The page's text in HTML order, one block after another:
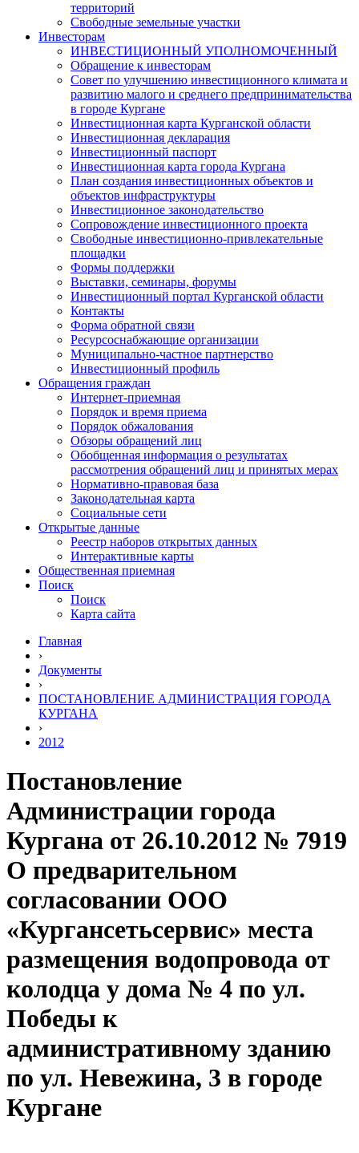
территорий
Свободные земельные участки
Инвесторам
ИНВЕСТИЦИОННЫЙ УПОЛНОМОЧЕННЫЙ
Обращение к инвесторам
Совет по улучшению инвестиционного климата и
развитию малого и среднего предпринимательства
в городе Кургане
Инвестиционная карта Курганской области
Инвестиционная декларация
Инвестиционный паспорт
Инвестиционная карта города Кургана
План создания инвестиционных объектов и
объектов инфраструктуры
Инвестиционное законодательство
Сопровождение инвестиционного проекта
Свободные инвестиционно-привлекательные
площадки
Формы поддержки
Выставки, семинары, форумы
Инвестиционный портал Курганской области
Контакты
Форма обратной связи
Ресурсоснабжающие организации
Муниципально-частное партнерство
Инвестиционный профиль
Обращения граждан
Интернет-приемная
Порядок и время приема
Порядок обжалования
Обзоры обращений лиц
Обобщенная информация о результатах
рассмотрения обращений лиц и принятых мерах
Нормативно-правовая база
Законодательная карта
Социальные сети
Открытые данные
Реестр наборов открытых данных
Интерактивные карты
Общественная приемная
Поиск
Поиск
Карта сайта
Главная
›
Документы
›
ПОСТАНОВЛЕНИЕ АДМИНИСТРАЦИЯ ГОРОДА
КУРГАНА
›
2012
Постановление
Администрации города
Кургана от 26.10.2012 № 7919
О предварительном
согласовании ООО
«Кургансетьсервис» места
размещения водопровода от
колодца у дома № 4 по ул.
Победы к
административному зданию
по ул. Невежина, 3 в городе
Кургане